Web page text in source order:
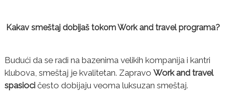
Kakav smeštaj dobijaš tokom Work and travel programa?
Budući da se radi na bazenima velikih kompanija i kantri
klubova, smeštaj je kvalitetan. Zapravo Work and travel
spasiocičesto dobijaju veoma luksuzan smeštaj.